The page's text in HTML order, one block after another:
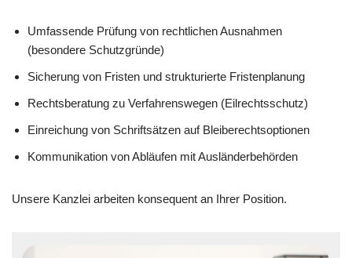
Umfassende Prüfung von rechtlichen Ausnahmen
(besondere Schutzgründe)
Sicherung von Fristen und strukturierte Fristenplanung
Rechtsberatung zu Verfahrenswegen (Eilrechtsschutz)
Einreichung von Schriftsätzen auf Bleiberechtsoptionen
Kommunikation von Abläufen mit Ausländerbehörden
Unsere Kanzlei arbeiten konsequent an Ihrer Position.